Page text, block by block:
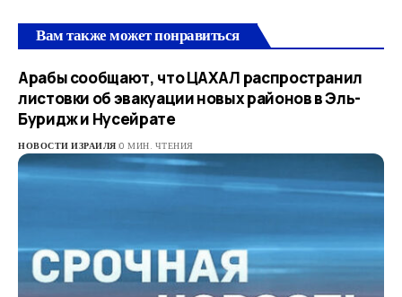
Вам также может понравиться
Арабы сообщают, что ЦАХАЛ распространил
листовки об эвакуации новых районов в Эль-
Буридж и Нусейрате
НОВОСТИ ИЗРАИЛЯ 0 МИН. ЧТЕНИЯ